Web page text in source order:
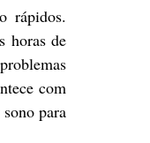
rápidos.
horas de
com
para